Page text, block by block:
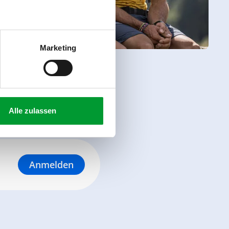
Marketing
Alle zulassen
Anmelden